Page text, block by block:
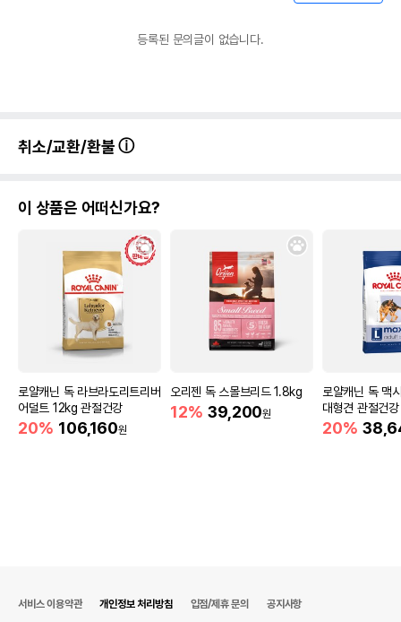
등록된 문의글이 없습니다.
취소/교환/환불
이 상품은 어떠신가요?
로얄캐닌 독 라브라도리트리버
어덜트 12kg 관절건강
20% 106,160원
오리젠 독 스몰브리드 1.8kg
12% 39,200원
로얄캐닌 독 맥
대형견 관절건강
20%
서비스 이용약관 개인정보 처리방침 입점/제휴 문의 공지사항